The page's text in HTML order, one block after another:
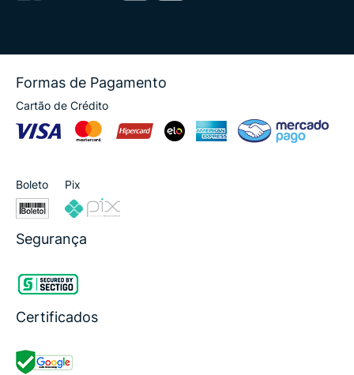
Formas de Pagamento
Cartão de Crédito
Boleto Pix
Segurança
Certificados